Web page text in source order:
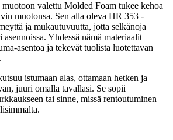
valettu Molded Foam tukee kehoa
muotonsa. Sen alla oleva HR 353 -
ja mukautuvuutta, jotta selkänoja
Yhdessä nämä materiaalit
asentoa ja tekevät tuolista luotettavan
istumaan alas, ottamaan hetken ja
juuri omalla tavallasi. Se sopii
tai sinne, missä rentoutuminen